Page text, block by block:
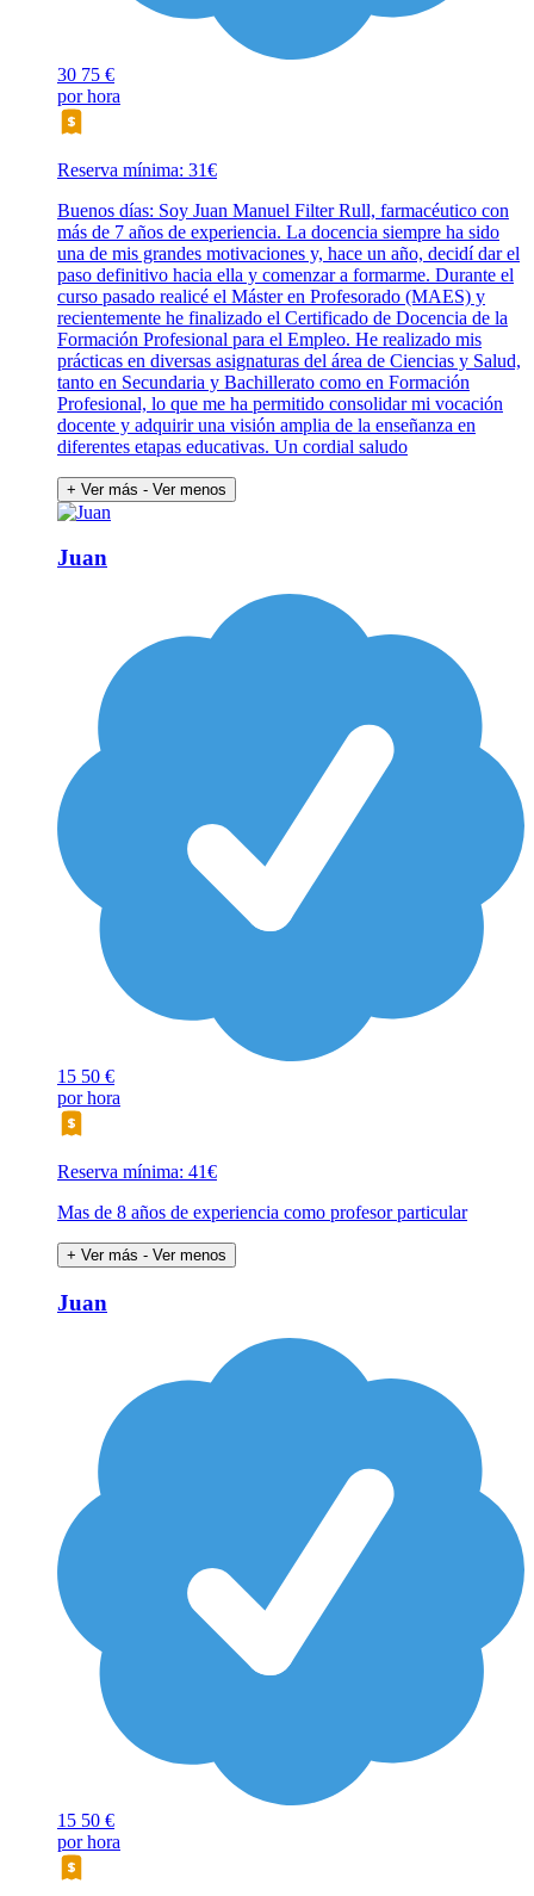
30 75 €
por hora
Reserva mínima: 31€
Buenos días: Soy Juan Manuel Filter Rull, farmacéutico con
más de 7 años de experiencia. La docencia siempre ha sido
una de mis grandes motivaciones y, hace un año, decidí dar el
paso definitivo hacia ella y comenzar a formarme. Durante el
curso pasado realicé el Máster en Profesorado (MAES) y
recientemente he finalizado el Certificado de Docencia de la
Formación Profesional para el Empleo. He realizado mis
prácticas en diversas asignaturas del área de Ciencias y Salud,
tanto en Secundaria y Bachillerato como en Formación
Profesional, lo que me ha permitido consolidar mi vocación
docente y adquirir una visión amplia de la enseñanza en
diferentes etapas educativas. Un cordial saludo
+ Ver más - Ver menos
Juan
15 50 €
por hora
Reserva mínima: 41€
Mas de 8 años de experiencia como profesor particular
+ Ver más - Ver menos
Juan
15 50 €
por hora